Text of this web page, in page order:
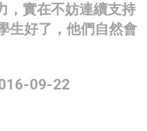
，實在不妨連續支持
生好了，他們自然會
09-22